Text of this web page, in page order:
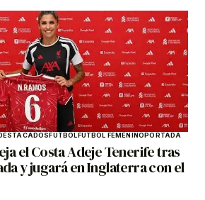
FÚTBOLFÚTBOL FEMENINOPORTADA
el Costa Adeje Tenerife tras
y jugará en Inglaterra con el